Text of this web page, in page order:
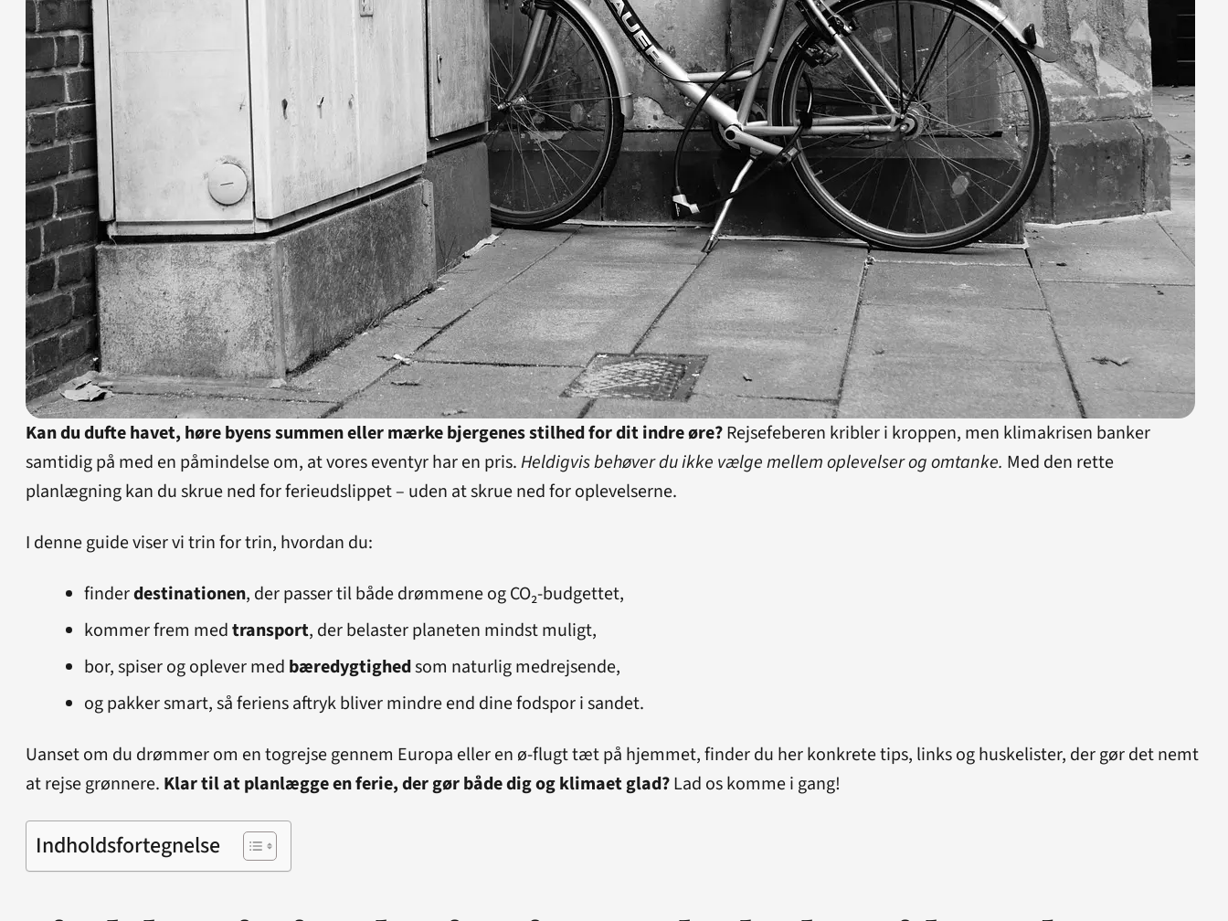
Kan du dufte havet, høre byens summen eller mærke bjergenes stilhed for dit indre øre?Rejsefeberen kribler i kroppen, men klimakrisen banker
samtidig på med en påmindelse om, at vores eventyr har en pris.Heldigvis behøver du ikke vælge mellem oplevelser og omtanke. Med den rette
planlægning kan du skrue ned for ferieudslippet – uden at skrue ned for oplevelserne.
I denne guide viser vi trin for trin, hvordan du:
finderdestinationen, der passer til både drømmene og CO₂-budgettet,
kommer frem medtransport, der belaster planeten mindst muligt,
bor, spiser og oplever med bæredygtighedsom naturlig medrejsende,
og pakker smart, så feriens aftryk bliver mindre end dine fodspor i sandet.
Uanset om du drømmer om en togrejse gennem Europa eller en ø-flugt tæt på hjemmet, finder du her konkrete tips, links og huskelister, der gør det nemt
at rejse grønnere. Klar til at planlægge en ferie, der gør både dig og klimaet glad?Lad os komme i gang!
Indholdsfortegnelse